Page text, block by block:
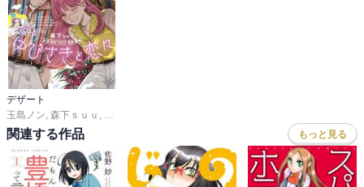
デザート
玉島ノン 森下ｓｕｕ
関連する作品 もっと見る